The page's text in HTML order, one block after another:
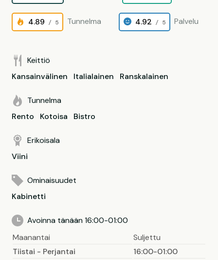
4.89 / 5 Tunnelma 4.92 / 5 Palvelu
Keittiö
Kansainvälinen
Italialainen Ranskalainen
Tunnelma
Rento
Kotoisa Bistro
Erikoisala
Viini
Ominaisuudet
Kabinetti
Avoinna tänään 16:00-01:00
Maanantai
Suljettu
Tiistai - Perjantai
16:00-01:00